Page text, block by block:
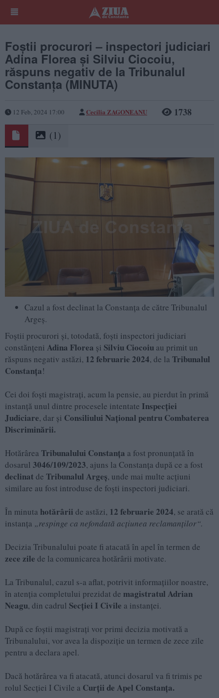
Foștii procurori – inspectori judiciari
Adina Florea și Silviu Ciocoiu,
răspuns negativ de la Tribunalul
Constanța (MINUTA)
12 Feb, 2024 17:00 Cecilia ZAGONEANU 1738
(1)
Cazul a fost declinat la Constanța de către Tribunalul
Argeș.
Foștii procurori și, totodată, foști inspectori judiciari
constănțeni Adina Florea și Silviu Ciocoiu au primit un
răspuns negativ astăzi, 12 februarie 2024, de la Tribunalul
Constanța!
Cei doi foști magistrați, acum la pensie, au pierdut în primă
instanță unul dintre procesele intentate Inspecției
Judiciare, dar și Consiliului Național pentru Combaterea
Discriminării.
Hotărârea Tribunalului Constanța a fost pronunțată în
dosarul 3046/109/2023, ajuns la Constanța după ce a fost
declinat de Tribunalul Argeș, unde mai multe acțiuni
similare au fost introduse de foști inspectori judiciari.
În minuta hotărârii de astăzi, 12 februarie 2024, se arată că
instanța „respinge ca nefondată acțiunea reclamanților“.
Decizia Tribunalului poate fi atacată în apel în termen de
zece zile de la comunicarea hotărârii motivate.
La Tribunalul, cazul s-a aflat, potrivit informațiilor noastre,
în atenția completului prezidat de magistratul Adrian
Neagu, din cadrul Secției I Civile a instanței.
După ce foștii magistrați vor primi decizia motivată a
Tribunalului, vor avea la dispoziție un termen de zece zile
pentru a declara apel.
Dacă hotărârea va fi atacată, atunci dosarul va fi trimis pe
rolul Secției I Civile a Curții de Apel Constanța.